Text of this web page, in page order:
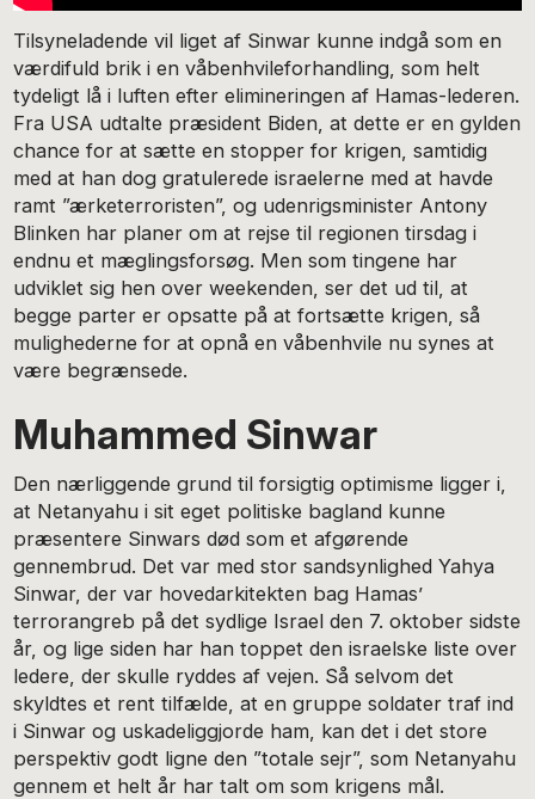
Tilsyneladende vil liget af Sinwar kunne indgå som en
værdifuld brik i en våbenhvileforhandling, som helt
tydeligt lå i luften efter elimineringen af Hamas-lederen.
Fra USA udtalte præsident Biden, at dette er en gylden
chance for at sætte en stopper for krigen, samtidig
med at han dog gratulerede israelerne med at havde
ramt ”ærketerroristen”, og udenrigsminister Antony
Blinken har planer om at rejse til regionen tirsdag i
endnu et mæglingsforsøg. Men som tingene har
udviklet sig hen over weekenden, ser det ud til, at
begge parter er opsatte på at fortsætte krigen, så
mulighederne for at opnå en våbenhvile nu synes at
være begrænsede.
Muhammed Sinwar
Den nærliggende grund til forsigtig optimisme ligger i,
at Netanyahu i sit eget politiske bagland kunne
præsentere Sinwars død som et afgørende
gennembrud. Det var med stor sandsynlighed Yahya
Sinwar, der var hovedarkitekten bag Hamas’
terrorangreb på det sydlige Israel den 7. oktober sidste
år, og lige siden har han toppet den israelske liste over
ledere, der skulle ryddes af vejen. Så selvom det
skyldtes et rent tilfælde, at en gruppe soldater traf ind
i Sinwar og uskadeliggjorde ham, kan det i det store
perspektiv godt ligne den ”totale sejr”, som Netanyahu
gennem et helt år har talt om som krigens mål.